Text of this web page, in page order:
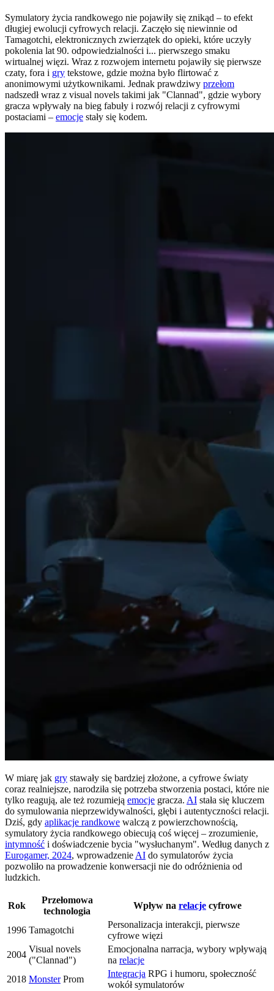
Symulatory życia randkowego nie pojawiły się znikąd – to efekt
długiej ewolucji cyfrowych relacji. Zaczęło się niewinnie od
Tamagotchi, elektronicznych zwierzątek do opieki, które uczyły
pokolenia lat 90. odpowiedzialności i... pierwszego smaku
wirtualnej więzi. Wraz z rozwojem internetu pojawiły się pierwsze
czaty, fora i gry tekstowe, gdzie można było flirtować z
anonimowymi użytkownikami. Jednak prawdziwy przełom
nadszedł wraz z visual novels takimi jak "Clannad", gdzie wybory
gracza wpływały na bieg fabuły i rozwój relacji z cyfrowymi
postaciami – emocje stały się kodem.
W miarę jak gry stawały się bardziej złożone, a cyfrowe światy
coraz realniejsze, narodziła się potrzeba stworzenia postaci, które nie
tylko reagują, ale też rozumieją emocje gracza. AI stała się kluczem
do symulowania nieprzewidywalności, głębi i autentyczności relacji.
Dziś, gdy aplikacje randkowe walczą z powierzchownością,
symulatory życia randkowego obiecują coś więcej – zrozumienie,
intymność i doświadczenie bycia "wysłuchanym". Według danych z
Eurogamer, 2024, wprowadzenie AI do symulatorów życia
pozwoliło na prowadzenie konwersacji nie do odróżnienia od
ludzkich.
Rok
Przełomowa
technologia
Wpływ na relacje cyfrowe
1996 Tamagotchi
Personalizacja interakcji, pierwsze
cyfrowe więzi
2004
Visual novels
("Clannad")
Emocjonalna narracja, wybory wpływają
na relacje
2018 MonsterProm
Integracja RPG i humoru, społeczność
wokół symulatorów